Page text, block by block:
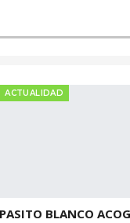
ACTUALIDAD
PASITO BLANCO